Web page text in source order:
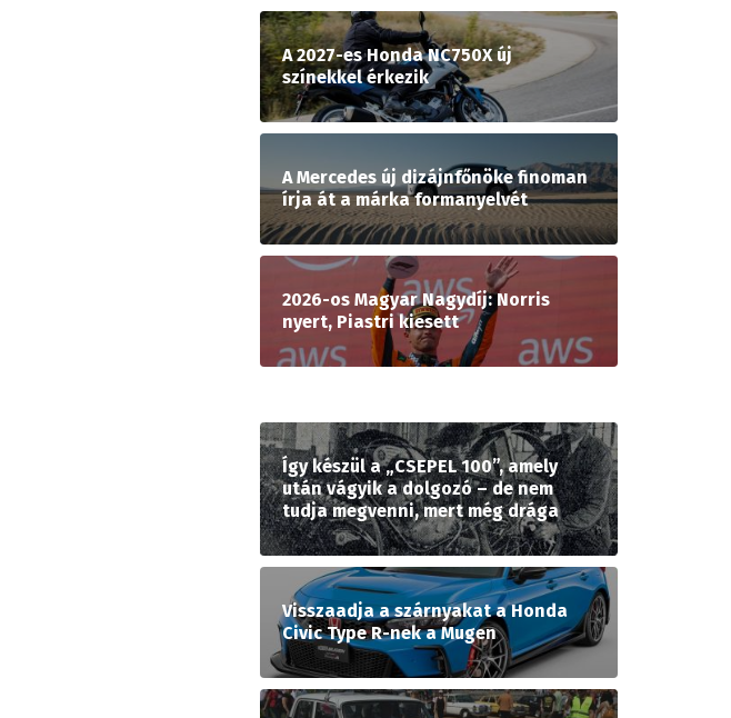
A 2027-es Honda NC750X új
színekkel érkezik
A Mercedes új dizájnfőnöke finoman
írja át a márka formanyelvét
2026-os Magyar Nagydíj: Norris
nyert, Piastri kiesett
Így készül a „CSEPEL 100”, amely
után vágyik a dolgozó – de nem
tudja megvenni, mert még drága
Visszaadja a szárnyakat a Honda
Civic Type R-nek a Mugen